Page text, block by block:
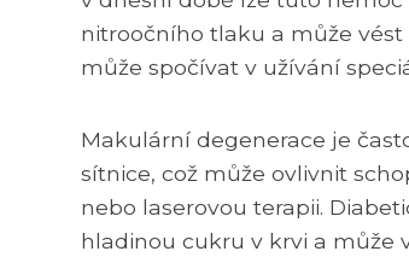
nitroočního tlaku a může
může spočívat v užívání
Makulární degenerace je
sítnice, což může ovlivnit
nebo laserovou terapii.
hladinou cukru v krvi a může